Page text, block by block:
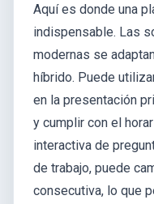
Aquí es donde una
indispensable. Las
modernas se
híbrido. Puede
en la presentación
y cumplir con el
interactiva de
de trabajo, puede
consecutiva, lo que